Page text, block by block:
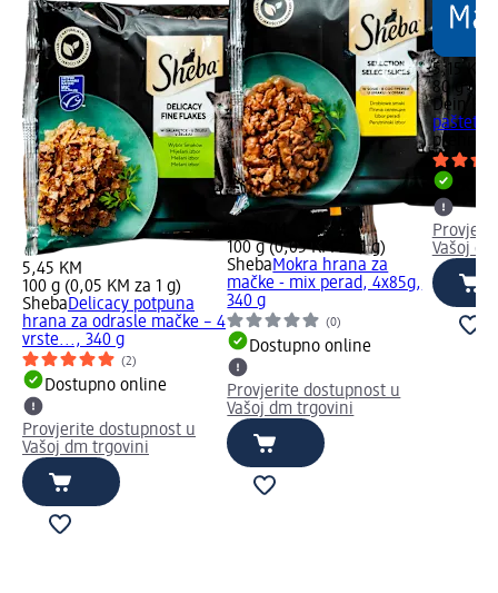
5,45 KM
100 g (0,05 KM za 1 g)
ShebaDelicacy potpuna
hrana za odrasle mačke – 4
vrste..., 340 g
(2)
Dostupno online
Provjerite dostupnost u
Vašoj dm trgovini
100 g (0,05 KM za 1 g)
ShebaMokra hrana za
mačke - mix perad, 4x85g,
340 g
(0)
Dostupno online
Provjerite dostupnost u
Vašoj dm trgovini
5,15 KM
80 g
Dein
pašteta,
Vašoj